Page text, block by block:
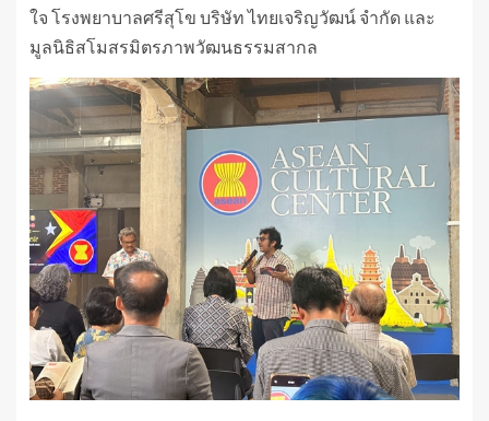
ใจ โรงพยาบาลศรีสุโข บริษัท ไทยเจริญวัฒน์ จำกัด และ
มูลนิธิสโมสรมิตรภาพวัฒนธรรมสากล